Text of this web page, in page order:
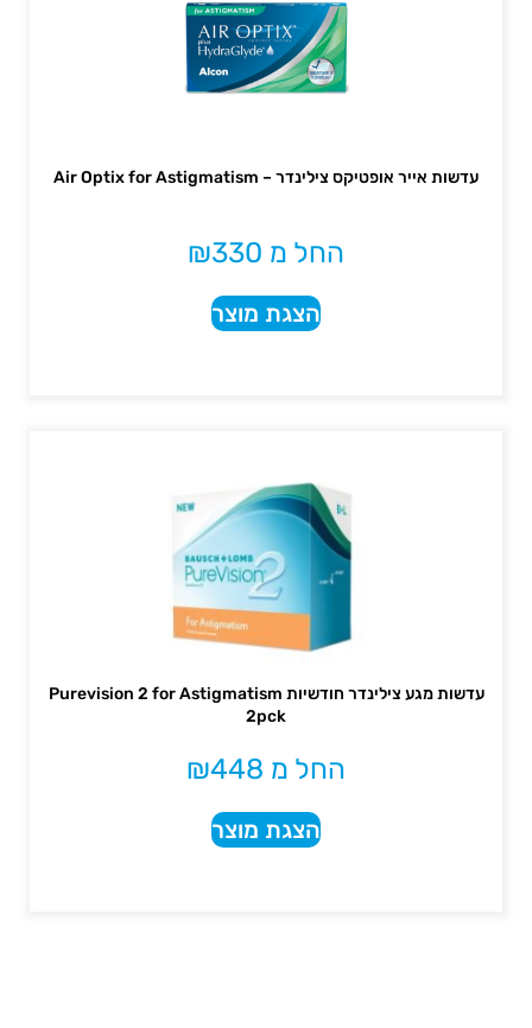
עדשות אייר אופטיקס צילינדר – Air Optix for Astigmatism
החל מ ₪330
הצגת מוצר
עדשות מגע צילינדר חודשיות Purevision 2 for Astigmatism
2pck
החל מ ₪448
הצגת מוצר